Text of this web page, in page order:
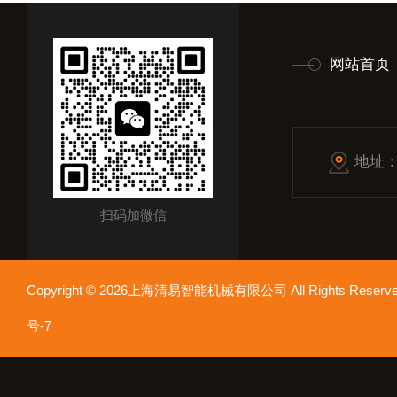
扫码加微信
网站首页
地址
Copyright © 2026上海清易智能机械有限公司 All Rights
号-7